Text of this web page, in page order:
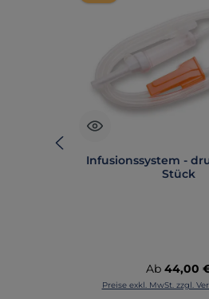
Infusionssystem -
Stück
Regulärer
Ab 44,00
Preise exkl. MwSt. zzgl.